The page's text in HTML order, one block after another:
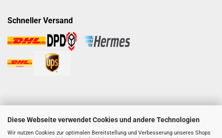
Diese Webseite verwendet Cookies und andere Technologien
Wir nutzen Cookies zur optimalen Bereitstellung und Verbesserung unseres Shops
Schneller Versand